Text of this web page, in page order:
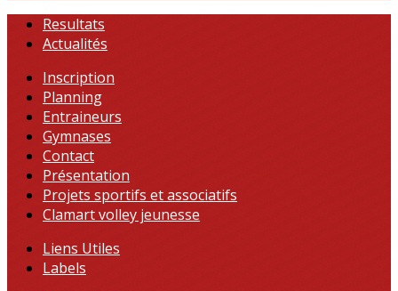
Resultats
Actualités
Inscription
Planning
Entraineurs
Gymnases
Contact
Présentation
Projets sportifs et associatifs
Clamart volley jeunesse
Liens Utiles
Labels